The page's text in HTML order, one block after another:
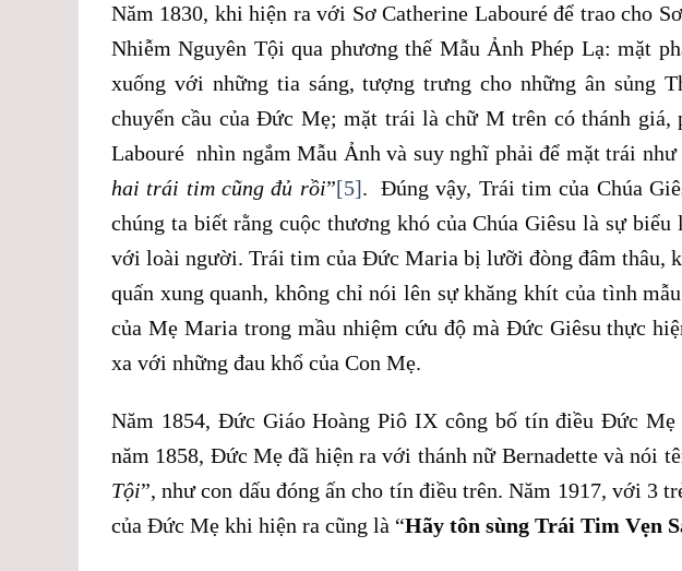
Năm 1830, khi hiện ra với Sơ Catherine Labouré để trao cho
Nhiễm Nguyên Tội qua phương thế Mẫu Ảnh Phép Lạ: mặt
xuống với những tia sáng, tượng trưng cho những ân sủng
chuyển cầu của Đức Mẹ; mặt trái là chữ M trên có thánh
Labouré nhìn ngắm Mẫu Ảnh và suy nghĩ phải để mặt trái
hai trái tim cũng đủ rồi”[5]. Đúng vậy, Trái tim của Chúa
chúng ta biết rằng cuộc thương khó của Chúa Giêsu là sự
với loài người. Trái tim của Đức Maria bị lưỡi đòng đâm thâu,
quấn xung quanh, không chỉ nói lên sự khăng khít của tình
của Mẹ Maria trong mầu nhiệm cứu độ mà Đức Giêsu thực
xa với những đau khổ của Con Mẹ.
Năm 1854, Đức Giáo Hoàng Piô IX công bố tín điều Đức
năm 1858, Đức Mẹ đã hiện ra với thánh nữ Bernadette và nói
Tội”, như con dấu đóng ấn cho tín điều trên. Năm 1917, với 3
của Đức Mẹ khi hiện ra cũng là “Hãy tôn sùng Trái Tim Vẹn